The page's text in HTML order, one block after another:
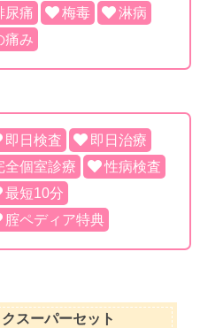
尿痛 梅毒
淋病
痛み
即日検査
即日治療
全個室診療
性病検査
最短10分
腟ペディア特典
スーパーセット